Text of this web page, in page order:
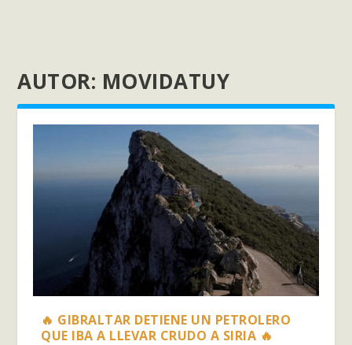
AUTOR: MOVIDATUY
🔥 GIBRALTAR DETIENE UN PETROLERO
QUE IBA A LLEVAR CRUDO A SIRIA 🔥